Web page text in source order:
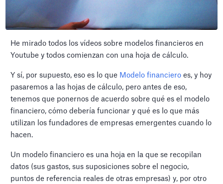
He mirado todos los vídeos sobre modelos financieros en
Youtube y todos comienzan con una hoja de cálculo.
Y sí, por supuesto, eso es lo que Modelo financiero es, y hoy
pasaremos a las hojas de cálculo, pero antes de eso,
tenemos que ponernos de acuerdo sobre qué es el modelo
financiero, cómo debería funcionar y qué es lo que más
utilizan los fundadores de empresas emergentes cuando lo
hacen.
Un modelo financiero es una hoja en la que se recopilan
datos (sus gastos, sus suposiciones sobre el negocio,
puntos de referencia reales de otras empresas) y, por otro